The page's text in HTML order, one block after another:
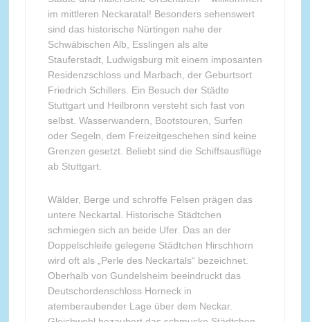
im mittleren Neckaratal! Besonders sehenswert
sind das historische Nürtingen nahe der
Schwäbischen Alb, Esslingen als alte
Stauferstadt, Ludwigsburg mit einem imposanten
Residenzschloss und Marbach, der Geburtsort
Friedrich Schillers. Ein Besuch der Städte
Stuttgart und Heilbronn versteht sich fast von
selbst. Wasserwandern, Bootstouren, Surfen
oder Segeln, dem Freizeitgeschehen sind keine
Grenzen gesetzt. Beliebt sind die Schiffsausflüge
ab Stuttgart.
Wälder, Berge und schroffe Felsen prägen das
untere Neckartal. Historische Städtchen
schmiegen sich an beide Ufer. Das an der
Doppelschleife gelegene Städtchen Hirschhorn
wird oft als „Perle des Neckartals“ bezeichnet.
Oberhalb von Gundelsheim beeindruckt das
Deutschordenschloss Horneck in
atemberaubender Lage über dem Neckar.